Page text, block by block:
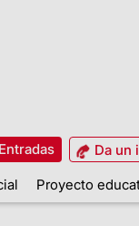
Entradas
Da un
Proyecto